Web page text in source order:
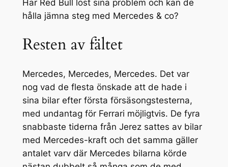
Har Red Bull löst sina problem och kan de
hålla jämna steg med Mercedes & co?
Resten av fältet
Mercedes, Mercedes, Mercedes. Det var
nog vad de flesta önskade att de hade i
sina bilar efter första försäsongstesterna,
med undantag för Ferrari möjligtvis. De fyra
snabbaste tiderna från Jerez sattes av bilar
med Mercedes-kraft och det samma gäller
antalet varv där Mercedes bilarna körde